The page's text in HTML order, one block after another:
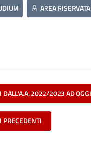
AREA RISERVATA
DALL'A.A. 2022/2023 AD OGGI
PRECEDENTI